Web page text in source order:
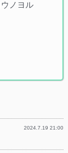
ノヨル
2024.7.19 21:00